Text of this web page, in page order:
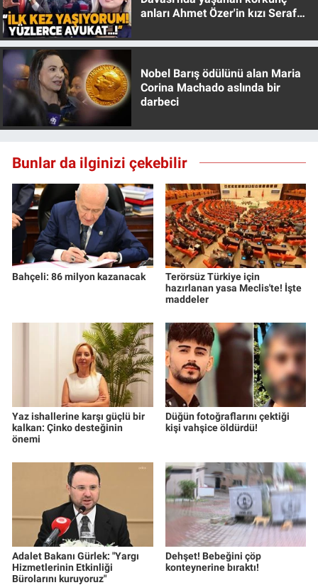
anları Ahmet Özer'in kızı Seraf
Nobel Barış ödülünü alan Maria
Corina Machado aslında bir
darbeci
Bunlar da ilginizi çekebilir
Bahçeli: 86 milyon kazanacak
Terörsüz Türkiye için
hazırlanan yasa Meclis'te! İşte
maddeler
Yaz ishallerine karşı güçlü bir
kalkan: Çinko desteğinin
önemi
Düğün fotoğraflarını çektiği
kişi vahşice öldürdü!
Adalet Bakanı Gürlek: "Yargı
Hizmetlerinin Etkinliği
Bürolarını kuruyoruz"
Dehşet! Bebeğini çöp
konteynerine bıraktı!